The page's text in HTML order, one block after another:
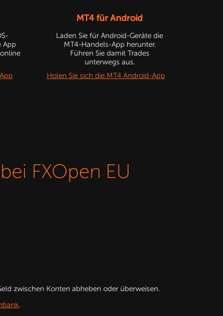
App
MT4 für Android
Laden Sie für Android-Geräte die
MT4-Handels-App herunter.
Führen Sie damit Trades
unterwegs aus.
Holen Sie sich die MT4 Android-App
FXOpen EU
zwischen Konten abheben oder überweisen.
.